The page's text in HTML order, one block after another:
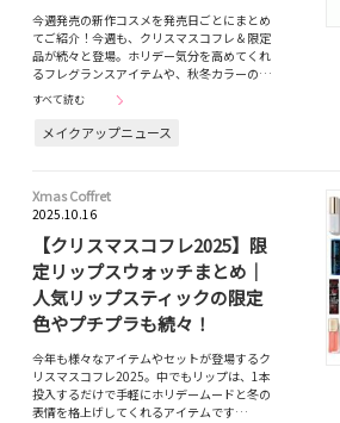
今週発売の新作コスメを発売日ごとにまとめ
てご紹介！今週も、クリスマスコフレ＆限定
品が続々と登場。ホリデー気分を高めてくれ
るフレグランスアイテムや、秋冬カラーの…
すべて読む
メイクアップニュース
Xmas Coffret
2025.10.16
【クリスマスコフレ2025】限
定リップスウォッチまとめ｜
人気リップスティックの限定
色やプチプラも続々！
今年も様々なアイテムやセットが登場するク
リスマスコフレ2025。中でもリップは、1本
投入するだけで手軽にホリデームードと冬の
表情を格上げしてくれるアイテムです…